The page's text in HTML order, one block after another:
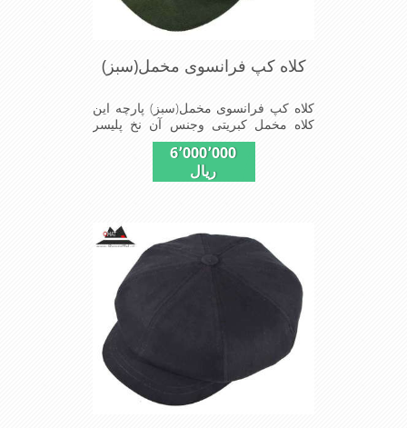
کلاه کپ فرانسوی مخمل(سبز)
کلاه کپ فرانسوی مخمل(سبز) پارچه این
کلاه مخمل کبریتی وجنس آن نخ پلیسر
است داخل کلاه آستر مشکی تترون دوخته
شده تا کلاه تنفسی بهتر داشته باشد این
مدل فری سایز است باکشی که پشت کلاه
روز مناسب است بسیار خوش رنگ و
شیک خوش دوخت و راحت پارچه مخمل
6٬000٬000
ریال